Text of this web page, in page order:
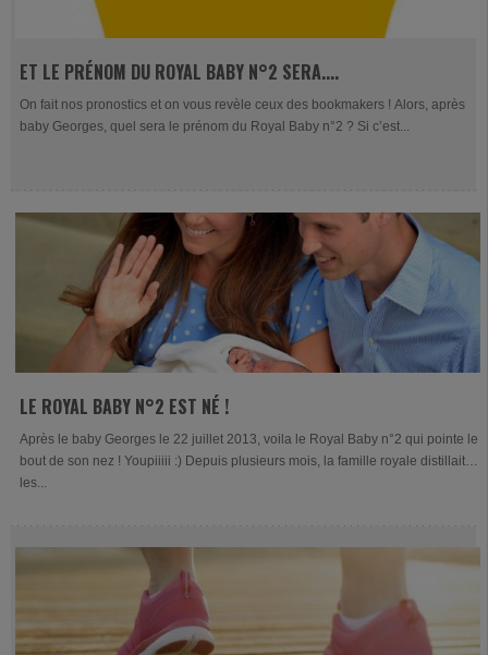
ET LE PRÉNOM DU ROYAL BABY N°2 SERA....
On fait nos pronostics et on vous revèle ceux des bookmakers ! Alors, après
baby Georges, quel sera le prénom du Royal Baby n°2 ? Si c’est...
LE ROYAL BABY N°2 EST NÉ !
Après le baby Georges le 22 juillet 2013, voila le Royal Baby n°2 qui pointe le
bout de son nez ! Youpiiiii :) Depuis plusieurs mois, la famille royale distillait
les...